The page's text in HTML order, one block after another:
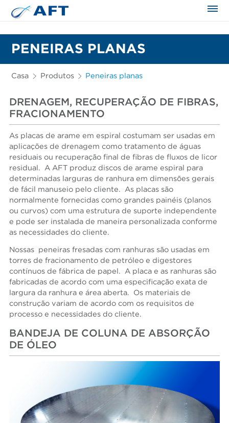
PENEIRAS PLANAS
Casa Produtos Peneiras planas
DRENAGEM, RECUPERAÇÃO DE FIBRAS,
FRACIONAMENTO
As placas de arame em espiral costumam ser usadas em
aplicações de drenagem como tratamento de águas
residuais ou recuperação final de fibras de fluxos de licor
residual. A AFT produz discos de arame espiral para
determinadas larguras de ranhura em dimensões gerais
de fácil manuseio pelo cliente. As placas são
normalmente fornecidas como grandes painéis (planos
ou curvos) com uma estrutura de suporte independente
e pode ser instalada de maneira personalizada conforme
as necessidades do cliente.
Nossas peneiras fresadas com ranhuras são usadas em
torres de fracionamento de petróleo e digestores
contínuos de fábrica de papel. A placa e as ranhuras são
fabricadas de acordo com uma especificação exata de
largura da ranhura e área aberta. Os materiais de
construção variam de acordo com os requisitos de
processo e necessidades do cliente.
BANDEJA DE COLUNA DE ABSORÇÃO
DE ÓLEO